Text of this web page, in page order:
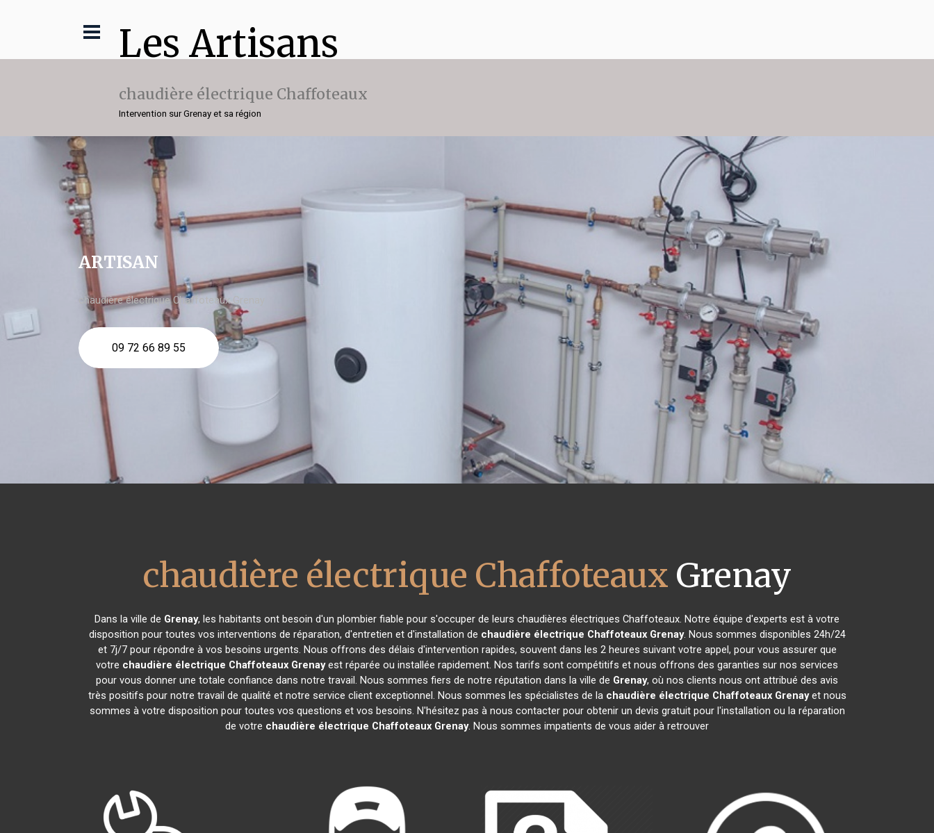
Les Artisans
chaudière électrique Chaffoteaux
Intervention sur Grenay et sa région
ARTISAN
chaudière électrique Chaffoteaux Grenay
09 72 66 89 55
chaudière électrique Chaffoteaux Grenay
Dans la ville de Grenay, les habitants ont besoin d'un plombier fiable pour s'occuper de leurs chaudières électriques Chaffoteaux. Notre équipe d'experts est à votre
disposition pour toutes vos interventions de réparation, d'entretien et d'installation de chaudière électrique Chaffoteaux Grenay. Nous sommes disponibles 24h/24
et 7j/7 pour répondre à vos besoins urgents. Nous offrons des délais d'intervention rapides, souvent dans les 2 heures suivant votre appel, pour vous assurer que
votre chaudière électrique Chaffoteaux Grenayest réparée ou installée rapidement. Nos tarifs sont compétitifs et nous offrons des garanties sur nos services
pour vous donner une totale confiance dans notre travail. Nous sommes fiers de notre réputation dans la ville de Grenay, où nos clients nous ont attribué des avis
très positifs pour notre travail de qualité et notre service client exceptionnel. Nous sommes les spécialistes de la chaudière électrique Chaffoteaux Grenayet nous
sommes à votre disposition pour toutes vos questions et vos besoins. N'hésitez pas à nous contacter pour obtenir un devis gratuit pour l'installation ou la réparation
de votre chaudière électrique Chaffoteaux Grenay. Nous sommes impatients de vous aider à retrouver